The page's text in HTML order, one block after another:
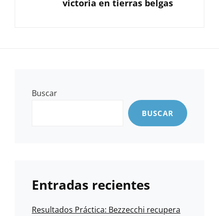
victoria en tierras belgas
Buscar
BUSCAR
Entradas recientes
Resultados Práctica: Bezzecchi recupera